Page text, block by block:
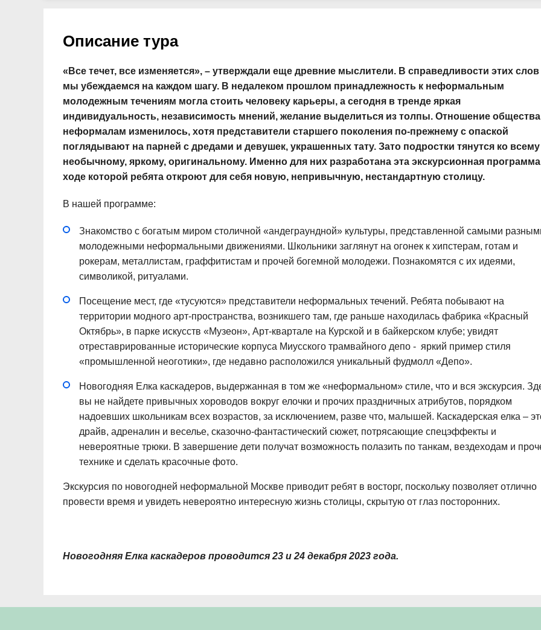
Описание тура
«Все течет, все изменяется», – утверждали еще древние мыслители. В справедливости этих слов
мы убеждаемся на каждом шагу. В недалеком прошлом принадлежность к неформальным
молодежным течениям могла стоить человеку карьеры, а сегодня в тренде яркая
индивидуальность, независимость мнений, желание выделиться из толпы. Отношение общества
неформалам изменилось, хотя представители старшего поколения по-прежнему с опаской
поглядывают на парней с дредами и девушек, украшенных тату. Зато подростки тянутся ко всему
необычному, яркому, оригинальному. Именно для них разработана эта экскурсионная
ходе которой ребята откроют для себя новую, непривычную, нестандартную столицу.
В нашей программе:
Знакомство с богатым миром столичной «андеграундной» культуры, представленной самыми
молодежными неформальными движениями. Школьники заглянут на огонек к хипстерам, готам и
рокерам, металлистам, граффитистам и прочей богемной молодежи. Познакомятся с их идеями,
символикой, ритуалами.
Посещение мест, где «тусуются» представители неформальных течений. Ребята побывают на
территории модного арт-пространства, возникшего там, где раньше находилась фабрика «Красный
Октябрь», в парке искусств «Музеон», Арт-квартале на Курской и в байкерском клубе; увидят
отреставрированные исторические корпуса Миусского трамвайного депо - яркий пример стиля
«промышленной неоготики», где недавно расположился уникальный фудмолл «Депо».
Новогодняя Елка каскадеров, выдержанная в том же «неформальном» стиле, что и вся экскурсия.
вы не найдете привычных хороводов вокруг елочки и прочих праздничных атрибутов, порядком
надоевших школьникам всех возрастов, за исключением, разве что, малышей. Каскадерская елка –
драйв, адреналин и веселье, сказочно-фантастический сюжет, потрясающие спецэффекты и
невероятные трюки. В завершение дети получат возможность полазить по танкам, вездеходам и
технике и сделать красочные фото.
Экскурсия по новогодней неформальной Москве приводит ребят в восторг, поскольку позволяет отлично
провести время и увидеть невероятно интересную жизнь столицы, скрытую от глаз посторонних.
Новогодняя Елка каскадеров проводится 23 и 24 декабря 2023 года.